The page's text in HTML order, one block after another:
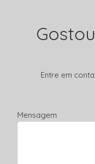
Entre em
Mensagem